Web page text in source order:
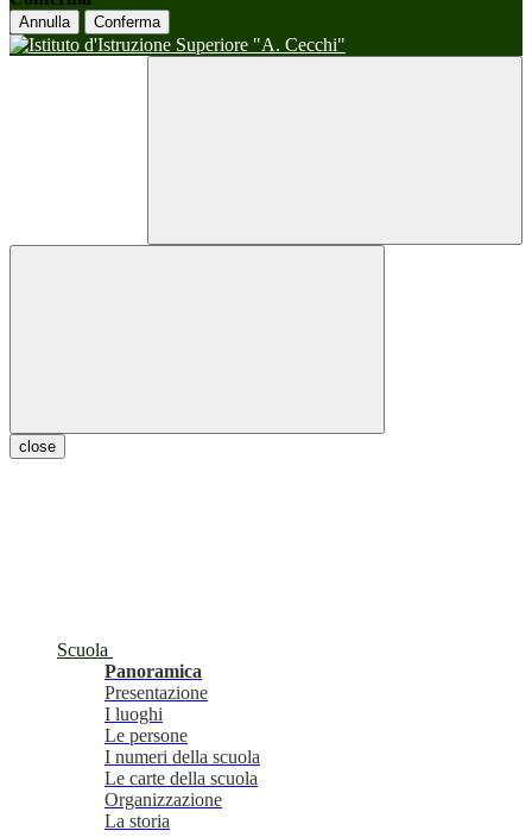
Annulla Conferma
close
Scuola
Panoramica
Presentazione
I luoghi
Le persone
I numeri della scuola
Le carte della scuola
Organizzazione
La storia